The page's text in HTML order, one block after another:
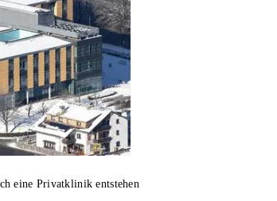
eine Privatklinik entstehen